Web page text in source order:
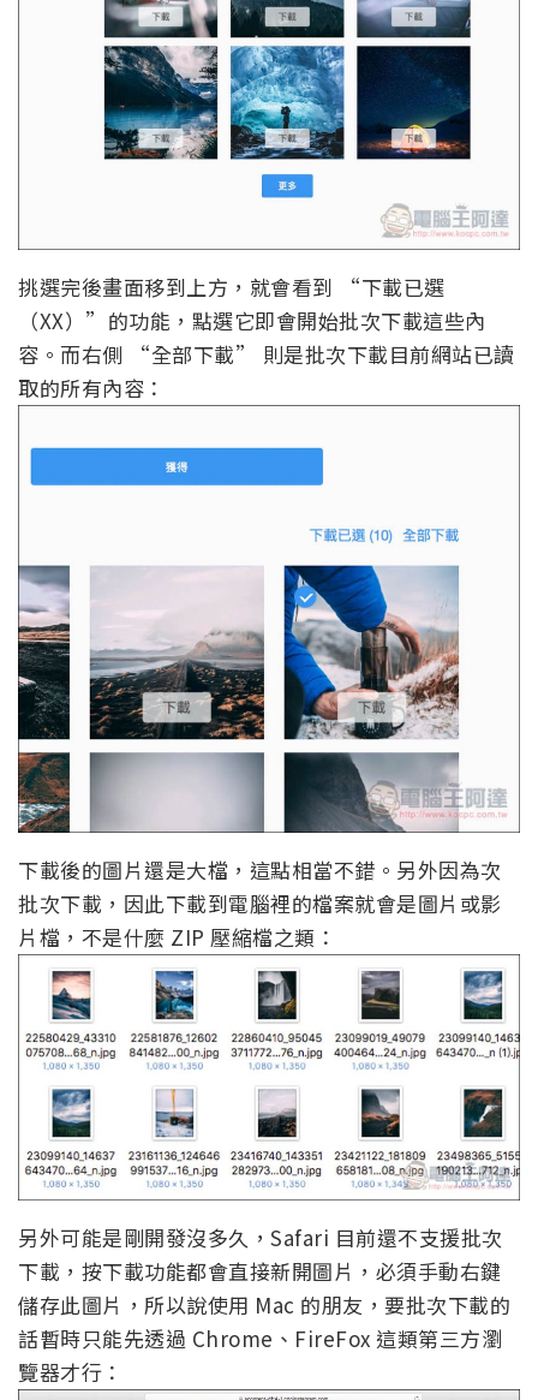
挑選完後畫面移到上方，就會看到 “下載已選
（XX）”的功能，點選它即會開始批次下載這些內
容。而右側 “全部下載” 則是批次下載目前網站已讀
取的所有內容：
下載後的圖片還是大檔，這點相當不錯。另外因為次
批次下載，因此下載到電腦裡的檔案就會是圖片或影
片檔，不是什麼 ZIP 壓縮檔之類：
另外可能是剛開發沒多久，Safari 目前還不支援批次
下載，按下載功能都會直接新開圖片，必須手動右鍵
儲存此圖片，所以說使用 Mac 的朋友，要批次下載的
話暫時只能先透過 Chrome、FireFox 這類第三方瀏
覽器才行：